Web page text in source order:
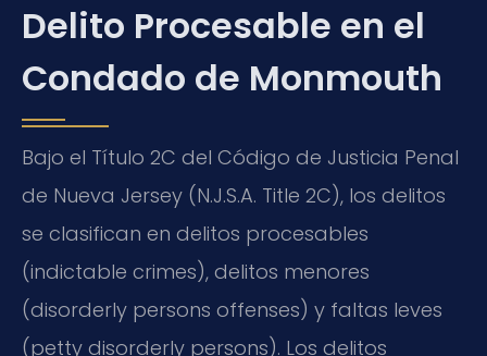
Delito Procesable en el
Condado de Monmouth
Bajo el Título 2C del Código de Justicia Penal
de Nueva Jersey (N.J.S.A. Title 2C), los delitos
se clasifican en delitos procesables
(indictable crimes), delitos menores
(disorderly persons offenses) y faltas leves
(petty disorderly persons). Los delitos